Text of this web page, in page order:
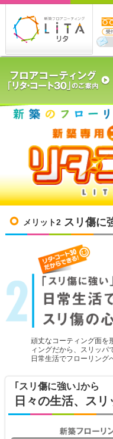
メリット2スリ傷に
頑丈なコーティング面を
ィングだから、スリッパ
日常生活でフローリング
｢スリ傷に強い｣から
日々の生活、ス